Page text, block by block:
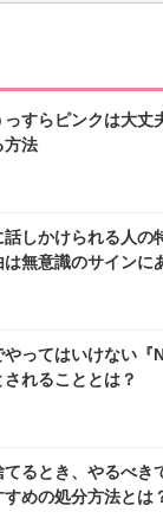
っすらピンクは大丈
方法
話しかけられる人
は無意識のサインに
やってはいけない
されることとは？
てるとき、やるべき
めの処分方法とは